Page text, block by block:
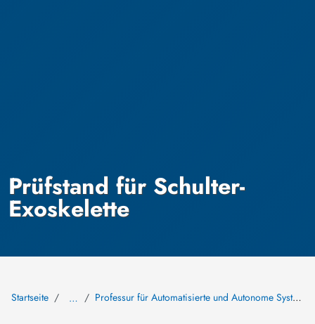
Prüfstand für Schulter-
Exoskelette
Startseite … Professur für Automatisierte und Autonome Systeme (AAS)